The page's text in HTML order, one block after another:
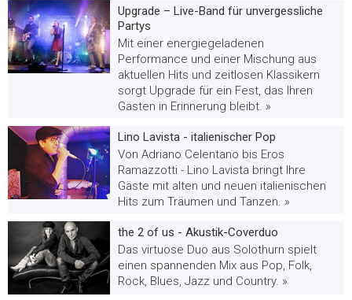
Upgrade – Live-Band für unvergessliche
Partys
Mit einer energiegeladenen
Performance und einer Mischung aus
aktuellen Hits und zeitlosen Klassikern
sorgt Upgrade für ein Fest, das Ihren
Gästen in Erinnerung bleibt. »
Lino Lavista - italienischer Pop
Von Adriano Celentano bis Eros
Ramazzotti - Lino Lavista bringt Ihre
Gäste mit alten und neuen italienischen
Hits zum Träumen und Tanzen. »
the 2 of us - Akustik-Coverduo
Das virtuose Duo aus Solothurn spielt
einen spannenden Mix aus Pop, Folk,
Rock, Blues, Jazz und Country. »